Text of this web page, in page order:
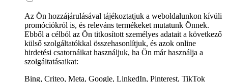
Az Ön hozzájárulásával tájékoztatjuk a weboldalunkon kívüli
promóciókról is, és releváns termékeket mutatunk Önnek.
Ebből a célból az Ön titkosított személyes adatait a következő
külső szolgáltatókkal összehasonlítjuk, és azok online
hirdetési csatornáikat használjuk, ha Ön már használja a
szolgáltatásaikat:
Bing, Criteo, Meta, Google, LinkedIn, Pinterest, TikTok